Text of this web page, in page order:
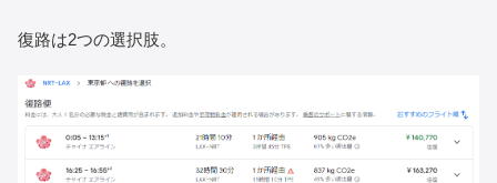
復路は2つの選択肢。